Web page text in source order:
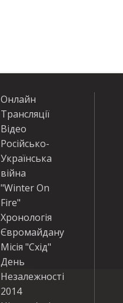
Онлайн
Трансляції
Відео
Російсько-
Українська
війна
"Winter On
Fire"
Хронологія
Євромайдану
Місія "Схід"
День
Незалежності
2014